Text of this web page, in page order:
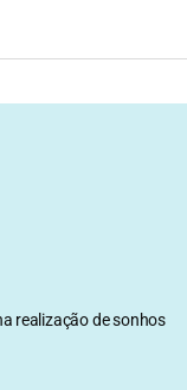
realização de sonhos